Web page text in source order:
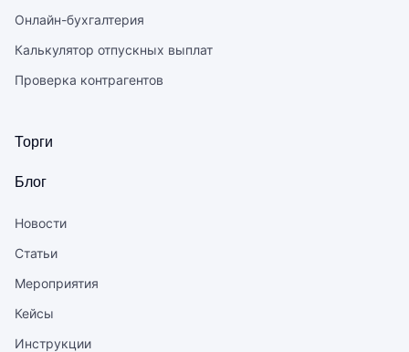
Онлайн-бухгалтерия
Калькулятор отпускных выплат
Проверка контрагентов
Торги
Блог
Новости
Статьи
Мероприятия
Кейсы
Инструкции